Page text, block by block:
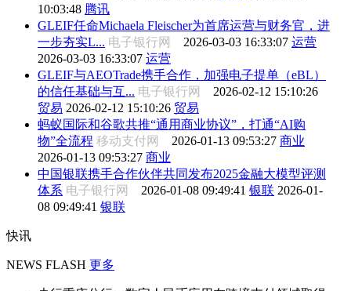
10:03:48 腾讯
GLEIF任命Michaela Fleischer为首席运营与财务官，进
一步夯实L... 电子银行网 2026-03-03 16:33:07 运营
2026-03-03 16:33:07 运营
GLEIF与AEOTrade携手合作，加强电子提单（eBL）
的信任基础与互... 电子银行网 2026-02-12 15:10:26
贸易 2026-02-12 15:10:26 贸易
蚂蚁国际和谷歌共推“通用商业协议”，打通“AI购
物”全流程 移动支付网 2026-01-13 09:53:27 商业
2026-01-13 09:53:27 商业
中国银联携手合作伙伴共同发布2025金融大模型评测
体系 电子银行网 2026-01-08 09:49:41 银联 2026-01-
08 09:49:41 银联
快讯
NEWS FLASH 更多